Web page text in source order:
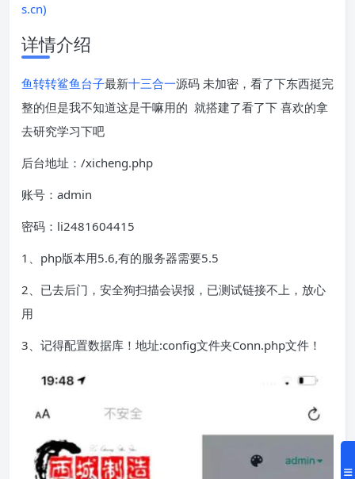
s.cn)
详情介绍
鱼转转鲨鱼台子最新十三合一源码 未加密，看了下东西挺完
整的但是我不知道这是干嘛用的 就搭建了看了下 喜欢的拿
去研究学习下吧
后台地址：/xicheng.php
账号：admin
密码：li2481604415
1、php版本用5.6,有的服务器需要5.5
2、已去后门，安全狗扫描会误报，已测试链接不上，放心
用
3、记得配置数据库！地址:config文件夹Conn.php文件！